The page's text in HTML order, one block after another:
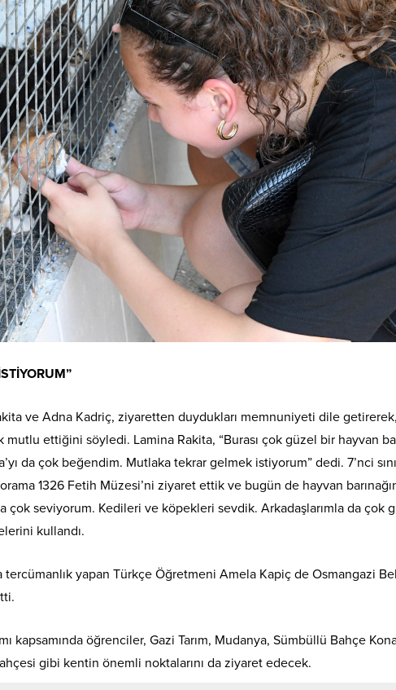
ve Adna Kadriç, ziyaretten duydukları memnuniyeti dile
ettiğini söyledi. Lamina Rakita, “Burası çok güzel bir hayvan
da çok beğendim. Mutlaka tekrar gelmek istiyorum” dedi. 7’nci
1326 Fetih Müzesi’ni ziyaret ettik ve bugün de hayvan
çok seviyorum. Kedileri ve köpekleri sevdik. Arkadaşlarımla da çok
kullandı.
yapan Türkçe Öğretmeni Amela Kapiç de Osmangazi
kapsamında öğrenciler, Gazi Tarım, Mudanya, Sümbüllü Bahçe
gibi kentin önemli noktalarını da ziyaret edecek.